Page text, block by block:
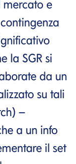
mercato e
la SGR si
da un
su tali
–
a un info
il set